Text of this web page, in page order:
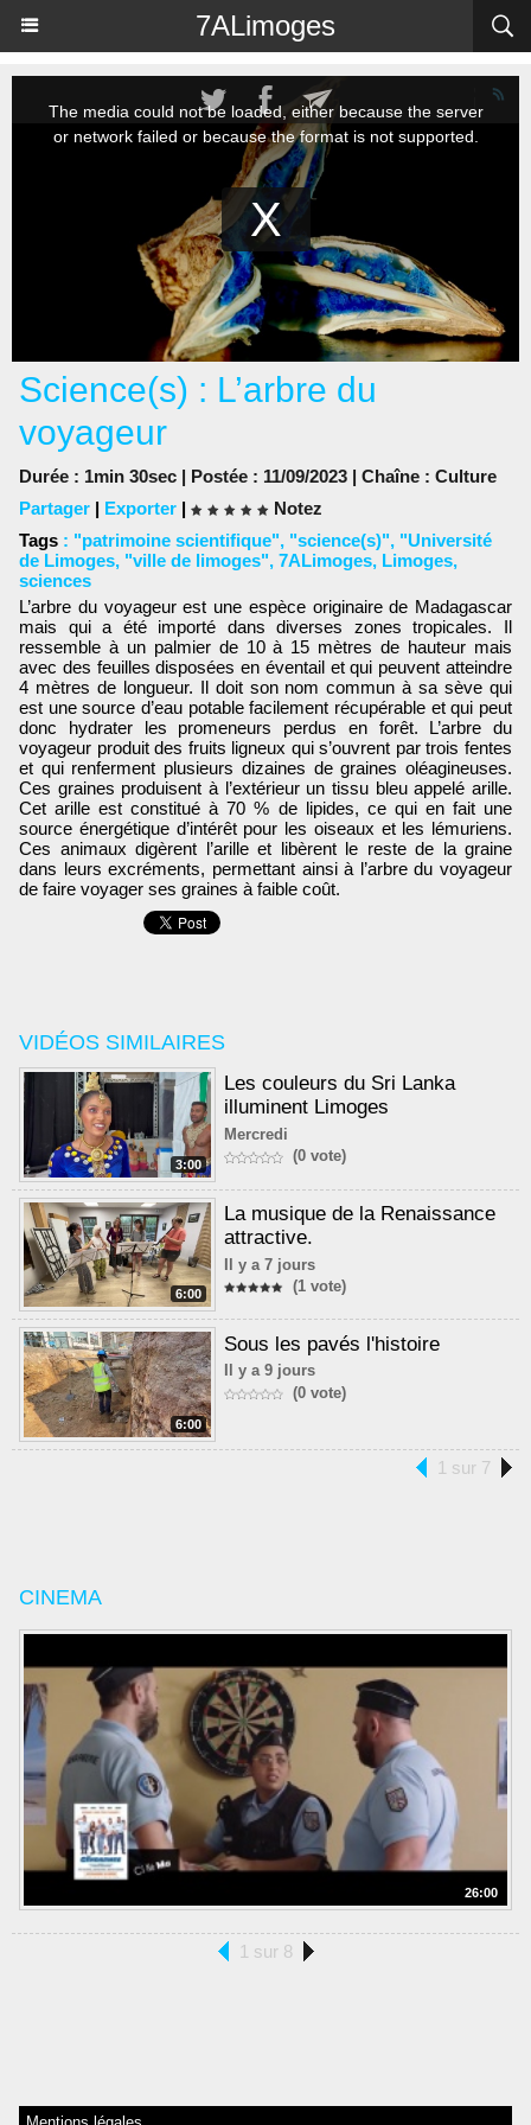
7ALimoges
VIDÉOS SIMILAIRES
3:00
Les couleurs du Sri Lanka
illuminent Limoges
Mercredi
(0 vote)
6:00
La musique de la Renaissance
attractive.
Il y a 7 jours
(1 vote)
6:00
Sous les pavés l'histoire
Il y a 9 jours
(0 vote)
1 sur 7
CINEMA
26:00
1 sur 8
Science(s) : L’arbre du
voyageur
Durée : 1min 30sec | Postée : 11/09/2023 | Chaîne : Culture
Partager | Exporter |
Notez
Tags : "patrimoine scientifique", "science(s)", "Université
de Limoges, "ville de limoges", 7ALimoges, Limoges,
sciences
L’arbre du voyageur est une espèce originaire de Madagascar
mais qui a été importé dans diverses zones tropicales. Il
ressemble à un palmier de 10 à 15 mètres de hauteur mais
avec des feuilles disposées en éventail et qui peuvent atteindre
4 mètres de longueur. Il doit son nom commun à sa sève qui
est une source d’eau potable facilement récupérable et qui peut
donc hydrater les promeneurs perdus en forêt. L’arbre du
voyageur produit des fruits ligneux qui s’ouvrent par trois fentes
et qui renferment plusieurs dizaines de graines oléagineuses.
Ces graines produisent à l’extérieur un tissu bleu appelé arille.
Cet arille est constitué à 70 % de lipides, ce qui en fait une
source énergétique d’intérêt pour les oiseaux et les lémuriens.
Ces animaux digèrent l’arille et libèrent le reste de la graine
dans leurs excréments, permettant ainsi à l’arbre du voyageur
de faire voyager ses graines à faible coût.